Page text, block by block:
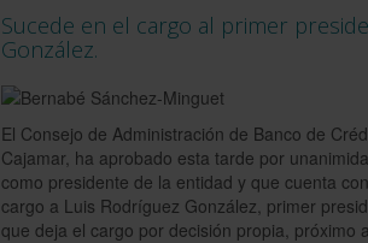
Sucede en el cargo al primer
González.
El Consejo de Administración de Banco de
Cajamar, ha aprobado esta tarde por
como presidente de la entidad y que cuenta
cargo a Luis Rodríguez González, primer
que deja el cargo por decisión propia, próximo